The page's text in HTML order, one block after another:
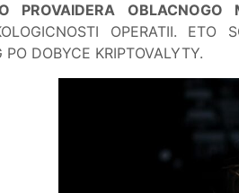
PROVAIDERA OBLACNOGO
OPERATII. ETO
DOBYCE KRIPTOVALYTY.